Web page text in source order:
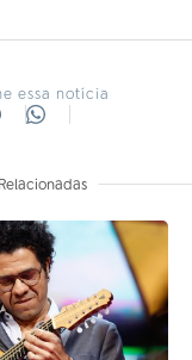
essa notícia